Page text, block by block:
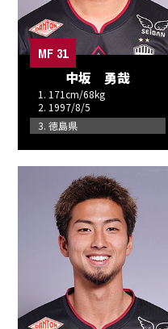
MF 31
中坂 勇哉
1. 171cm/68kg
2. 1997/8/5
3. 徳島県